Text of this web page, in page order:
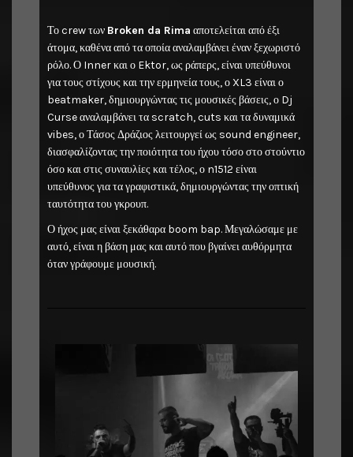
Το crew των Broken da Rima αποτελείται από έξι
άτομα, καθένα από τα οποία αναλαμβάνει έναν ξεχωριστό
ρόλο. Ο Inner και ο Ektor, ως ράπερς, είναι υπεύθυνοι
για τους στίχους και την ερμηνεία τους, ο XL3 είναι ο
beatmaker, δημιουργώντας τις μουσικές βάσεις, ο Dj
Curse αναλαμβάνει τα scratch, cuts και τα δυναμικά
vibes, ο Τάσος Δράζιος λειτουργεί ως sound engineer,
διασφαλίζοντας την ποιότητα του ήχου τόσο στο στούντιο
όσο και στις συναυλίες και τέλος, ο n1512 είναι
υπεύθυνος για τα γραφιστικά, δημιουργώντας την οπτική
ταυτότητα του γκρουπ.
Ο ήχος μας είναι ξεκάθαρα boom bap. Μεγαλώσαμε με
αυτό, είναι η βάση μας και αυτό που βγαίνει αυθόρμητα
όταν γράφουμε μουσική.